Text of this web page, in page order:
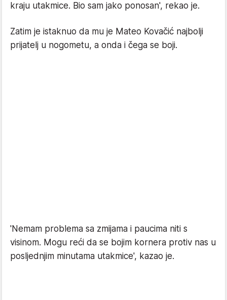
kraju utakmice. Bio sam jako ponosan', rekao je.
Zatim je istaknuo da mu je Mateo Kovačić najbolji
prijatelj u nogometu, a onda i čega se boji.
'Nemam problema sa zmijama i paucima niti s
visinom. Mogu reći da se bojim kornera protiv nas u
posljednjim minutama utakmice', kazao je.